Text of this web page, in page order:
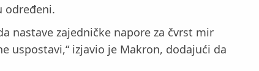
određeni.
nastave zajedničke napore za čvrst mir
uspostavi,“ izjavio je Makron, dodajući da